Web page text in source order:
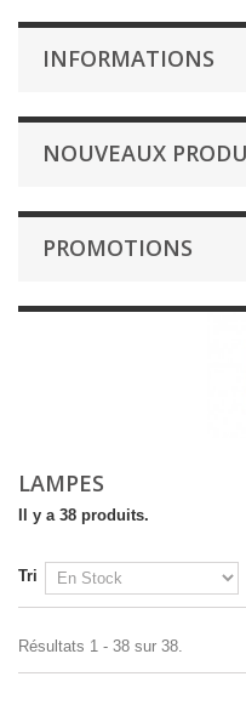
INFORMATIONS
NOUVEAUX
PROMOTIONS
LAMPES
Il y a 38 produits.
Tri
Résultats 1 - 38 sur 38.